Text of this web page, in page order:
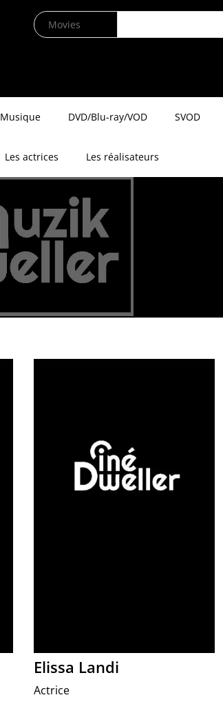
Musique DVD/Blu-ray/VOD SVOD
Les actrices Les réalisateurs
Elissa Landi
Actrice